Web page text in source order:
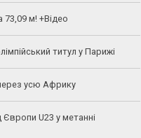
73,09 м! +Відео
титул у Парижі
усю Африку
U23 у метанні